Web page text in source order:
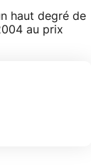
haut degré de
au prix